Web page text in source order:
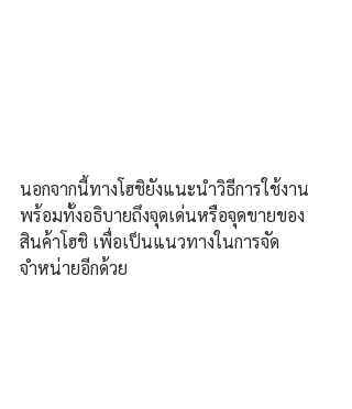
นอกจากนี้ทางโฮชิยังแนะนำวิธีการใช้งาน
พร้อมทั้งอธิบายถึงจุดเด่นหรือจุดขายของ
สินค้าโฮชิ เพื่อเป็นแนวทางในการจัด
จำหน่ายอีกด้วย